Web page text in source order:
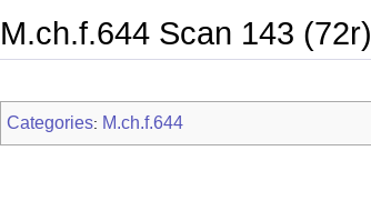
M.ch.f.644 Scan 143 (72r)
Categories: M.ch.f.644